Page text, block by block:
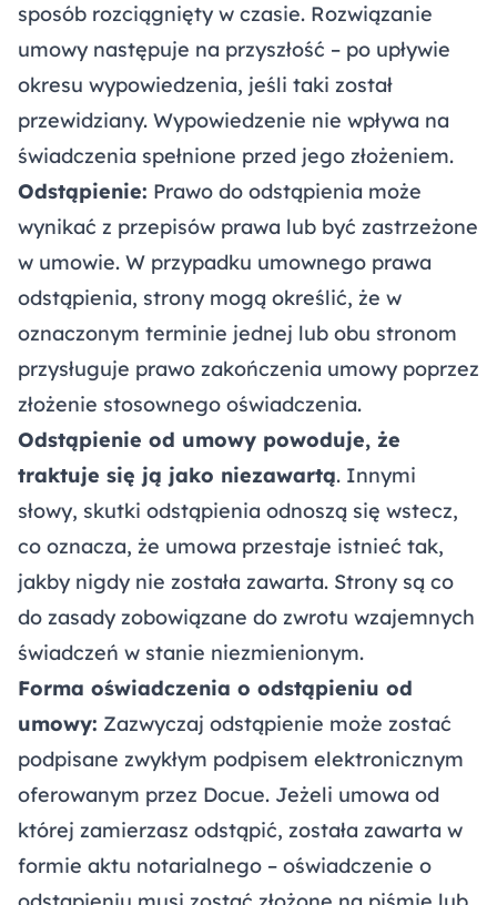
sposób rozciągnięty w czasie. Rozwiązanie
umowy następuje na przyszłość – po upływie
okresu wypowiedzenia, jeśli taki został
przewidziany. Wypowiedzenie nie wpływa na
świadczenia spełnione przed jego złożeniem.
Odstąpienie: Prawo do odstąpienia może
wynikać z przepisów prawa lub być zastrzeżone
w umowie. W przypadku umownego prawa
odstąpienia, strony mogą określić, że w
oznaczonym terminie jednej lub obu stronom
przysługuje prawo zakończenia umowy poprzez
złożenie stosownego oświadczenia.
Odstąpienie od umowy powoduje, że
traktuje się ją jako niezawartą. Innymi
słowy, skutki odstąpienia odnoszą się wstecz,
co oznacza, że umowa przestaje istnieć tak,
jakby nigdy nie została zawarta. Strony są co
do zasady zobowiązane do zwrotu wzajemnych
świadczeń w stanie niezmienionym.
Forma oświadczenia o odstąpieniu od
umowy: Zazwyczaj odstąpienie może zostać
podpisane zwykłym podpisem elektronicznym
oferowanym przez Docue. Jeżeli umowa od
której zamierzasz odstąpić, została zawarta w
formie aktu notarialnego – oświadczenie o